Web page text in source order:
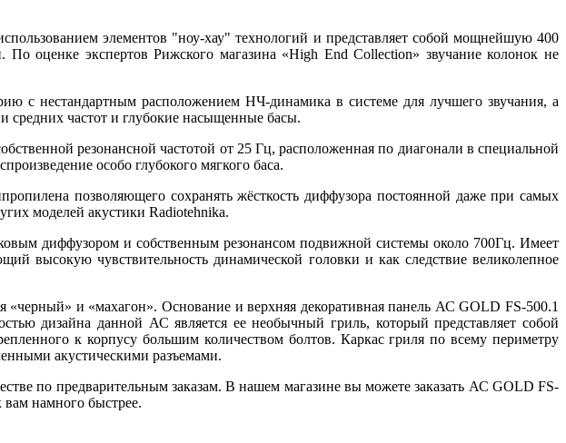
элементов "ноу-хау" технологий и представляет собой мощнейшую 400
оценке экспертов Рижского магазина «High End Collection» звучание колонок не
с нестандартным расположением НЧ-динамика в системе для лучшего звучания, а
средних частот и глубокие насыщенные басы.
резонансной частотой от 25 Гц, расположенная по диагонали в специальной
особо глубокого мягкого баса.
позволяющего сохранять жёсткость диффузора постоянной даже при самых
моделей акустики Radiotehnika.
диффузором и собственным резонансом подвижной системы около 700Гц. Имеет
высокую чувствительность динамической головки и как следствие великолепное
и «махагон». Основание и верхняя декоративная панель АС GOLD FS-500.1
дизайна данной АС является ее необычный гриль, который представляет собой
к корпусу большим количеством болтов. Каркас гриля по всему периметру
акустическими разъемами.
по предварительным заказам. В нашем магазине вы можете заказать АС GOLD FS-
намного быстрее.